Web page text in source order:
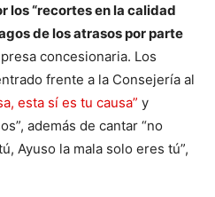
los “recortes en la calidad
de los atrasos por parte
concesionaria. Los
frente a la Consejería al
esta sí es tu causa” y
además de cantar “no
Ayuso la mala solo eres tú”,